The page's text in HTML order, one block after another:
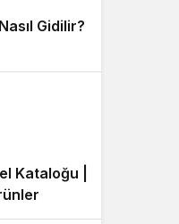
Gidilir?
Kataloğu |